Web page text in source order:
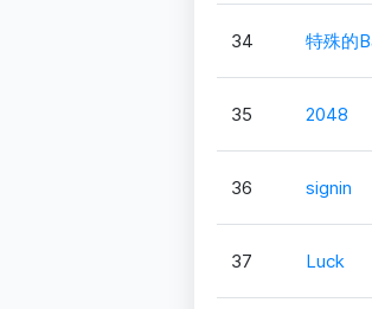
34 特殊的
35 2048
36 signin
37 Luck